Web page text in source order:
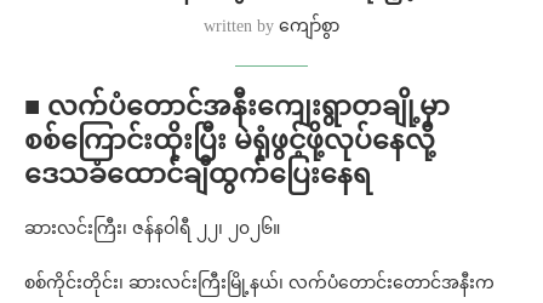
written by ကျော်စွာ
■ လက်ပံတောင်အနီးကျေးရွာတချို့မှာ
စစ်ကြောင်းထိုးပြီး မဲရုံဖွင့်ဖို့လုပ်နေလို့
ဒေသခံထောင်ချီထွက်ပြေးနေရ
ဆားလင်းကြီး၊ ဇန်နဝါရီ ၂၂၊ ၂၀၂၆။
စစ်ကိုင်းတိုင်း၊ ဆားလင်းကြီးမြို့နယ်၊ လက်ပံတောင်းတောင်အနီးက